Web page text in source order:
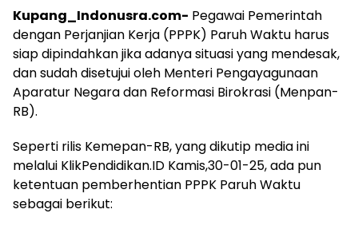
Kupang_Indonusra.com- Pegawai Pemerintah
dengan Perjanjian Kerja (PPPK) Paruh Waktu harus
siap dipindahkan jika adanya situasi yang mendesak,
dan sudah disetujui oleh Menteri Pengayagunaan
Aparatur Negara dan Reformasi Birokrasi (Menpan-
RB).
Seperti rilis Kemepan-RB, yang dikutip media ini
melalui KlikPendidikan.ID Kamis,30-01-25, ada pun
ketentuan pemberhentian PPPK Paruh Waktu
sebagai berikut: